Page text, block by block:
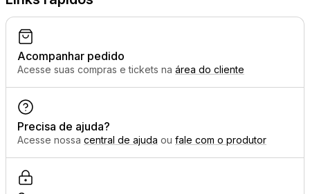
Acompanhar pedido
Acesse suas compras e tickets na área do cliente
Precisa de ajuda?
Acesse nossa central de ajuda ou fale com o produtor